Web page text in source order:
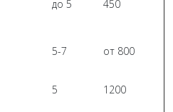
до 5 450
5-7 от 800
5 1200